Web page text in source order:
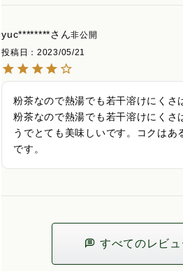
yuc********
非公開
投稿日
2023/05/21
粉茶なので熱湯でも若干溶けにくさ
粉茶なので熱湯でも若干溶けにくさ
うでとても美味しいです。コクはあ
です。
すべてのレビ